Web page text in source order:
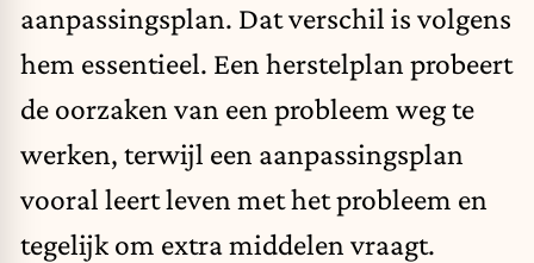
aanpassingsplan. Dat verschil is volgens
hem essentieel. Een herstelplan probeert
de oorzaken van een probleem weg te
werken, terwijl een aanpassingsplan
vooral leert leven met het probleem en
tegelijk om extra middelen vraagt.